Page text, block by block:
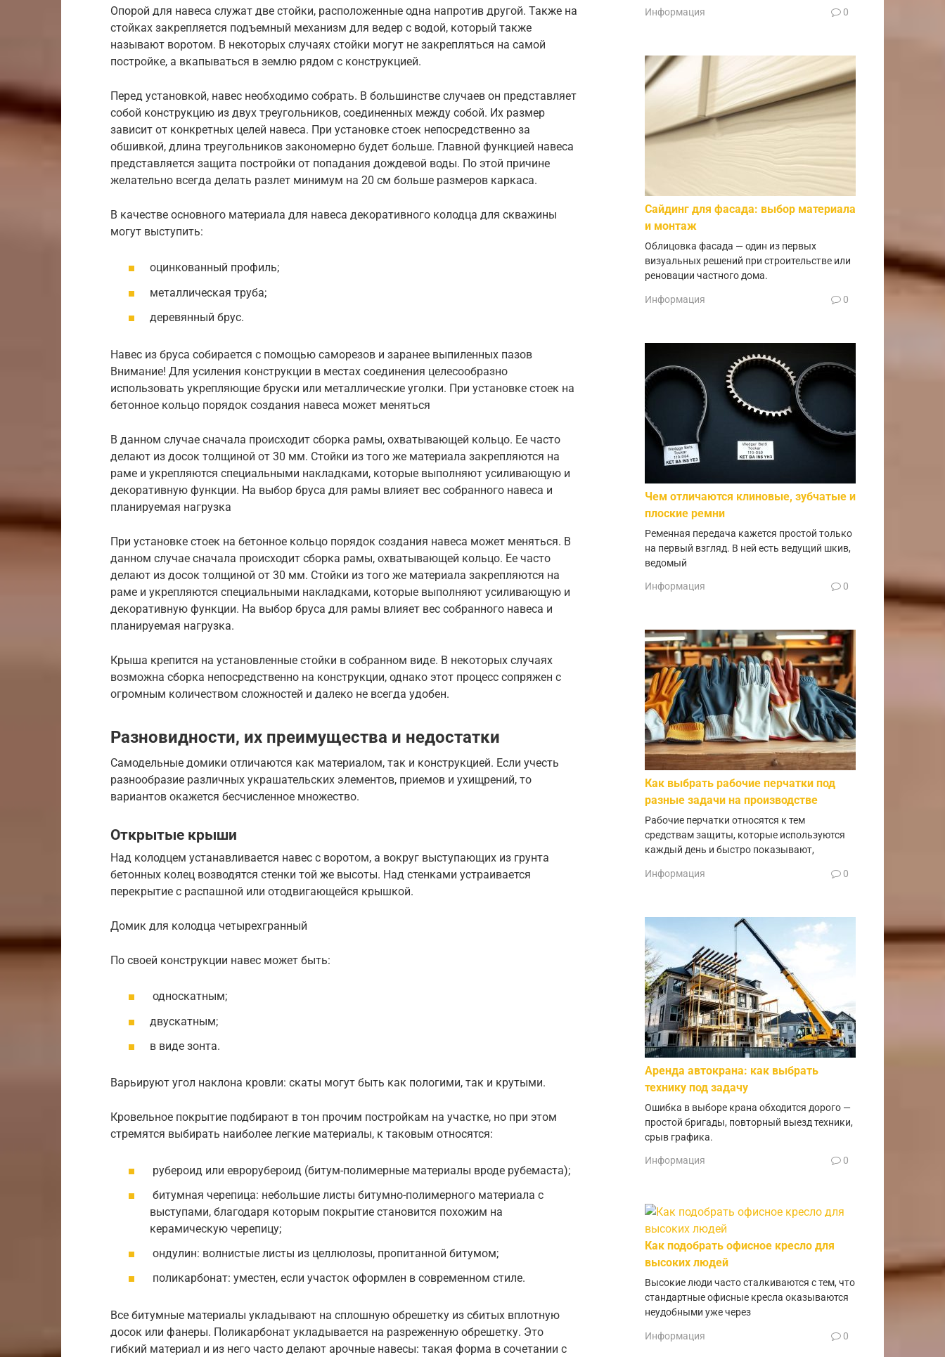
Опорой для навеса служат две стойки, расположенные одна напротив другой. Также на
стойках закрепляется подъемный механизм для ведер с водой, который также
называют воротом. В некоторых случаях стойки могут не закрепляться на самой
постройке, а вкапываться в землю рядом с конструкцией.
Перед установкой, навес необходимо собрать. В большинстве случаев он представляет
собой конструкцию из двух треугольников, соединенных между собой. Их размер
зависит от конкретных целей навеса. При установке стоек непосредственно за
обшивкой, длина треугольников закономерно будет больше. Главной функцией навеса
представляется защита постройки от попадания дождевой воды. По этой причине
желательно всегда делать разлет минимум на 20 см больше размеров каркаса.
В качестве основного материала для навеса декоративного колодца для скважины
могут выступить:
оцинкованный профиль;
металлическая труба;
деревянный брус.
Навес из бруса собирается с помощью саморезов и заранее выпиленных пазов
Внимание! Для усиления конструкции в местах соединения целесообразно
использовать укрепляющие бруски или металлические уголки. При установке стоек на
бетонное кольцо порядок создания навеса может меняться
В данном случае сначала происходит сборка рамы, охватывающей кольцо. Ее часто
делают из досок толщиной от 30 мм. Стойки из того же материала закрепляются на
раме и укрепляются специальными накладками, которые выполняют усиливающую и
декоративную функции. На выбор бруса для рамы влияет вес собранного навеса и
планируемая нагрузка
При установке стоек на бетонное кольцо порядок создания навеса может меняться. В
данном случае сначала происходит сборка рамы, охватывающей кольцо. Ее часто
делают из досок толщиной от 30 мм. Стойки из того же материала закрепляются на
раме и укрепляются специальными накладками, которые выполняют усиливающую и
декоративную функции. На выбор бруса для рамы влияет вес собранного навеса и
планируемая нагрузка.
Крыша крепится на установленные стойки в собранном виде. В некоторых случаях
возможна сборка непосредственно на конструкции, однако этот процесс сопряжен с
огромным количеством сложностей и далеко не всегда удобен.
Разновидности, их преимущества и недостатки
Самодельные домики отличаются как материалом, так и конструкцией. Если учесть
разнообразие различных украшательских элементов, приемов и ухищрений, то
вариантов окажется бесчисленное множество.
Открытые крыши
Над колодцем устанавливается навес с воротом, а вокруг выступающих из грунта
бетонных колец возводятся стенки той же высоты. Над стенками устраивается
перекрытие с распашной или отодвигающейся крышкой.
Домик для колодца четырехгранный
По своей конструкции навес может быть:
односкатным;
двускатным;
в виде зонта.
Варьируют угол наклона кровли: скаты могут быть как пологими, так и крутыми.
Кровельное покрытие подбирают в тон прочим постройкам на участке, но при этом
стремятся выбирать наиболее легкие материалы, к таковым относятся:
рубероид или еврорубероид (битум-полимерные материалы вроде рубемаста);
битумная черепица: небольшие листы битумно-полимерного материала с
выступами, благодаря которым покрытие становится похожим на
керамическую черепицу;
ондулин: волнистые листы из целлюлозы, пропитанной битумом;
поликарбонат: уместен, если участок оформлен в современном стиле.
Все битумные материалы укладывают на сплошную обрешетку из сбитых вплотную
досок или фанеры. Поликарбонат укладывается на разреженную обрешетку. Это
гибкий материал и из него часто делают арочные навесы: такая форма в сочетании с
Информация 0
Сайдинг для фасада: выбор материала
и монтаж
Облицовка фасада — один из первых
визуальных решений при строительстве или
реновации частного дома.
Информация 0
Чем отличаются клиновые, зубчатые и
плоские ремни
Ременная передача кажется простой только
на первый взгляд. В ней есть ведущий шкив,
ведомый
Информация 0
Как выбрать рабочие перчатки под
разные задачи на производстве
Рабочие перчатки относятся к тем
средствам защиты, которые используются
каждый день и быстро показывают,
Информация 0
Аренда автокрана: как выбрать
технику под задачу
Ошибка в выборе крана обходится дорого —
простой бригады, повторный выезд техники,
срыв графика.
Информация 0
Как подобрать офисное кресло для
высоких людей
Высокие люди часто сталкиваются с тем, что
стандартные офисные кресла оказываются
неудобными уже через
Информация 0